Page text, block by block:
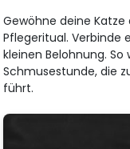
Gewöhne deine
Pflegeritual. Verbinde
kleinen Belohnung.
Schmusestunde, die
führt.